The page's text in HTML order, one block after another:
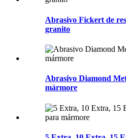
Abrasivo Fickert de
granito
Abrasivo Diamond
mármore